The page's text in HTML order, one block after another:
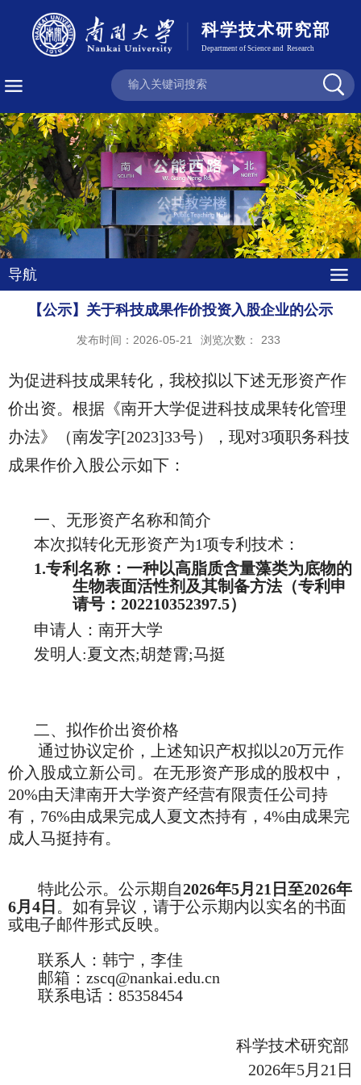
导航
【公示】关于科技成果作价投资入股企业的公示
发布时间：2026-05-21 浏览次数： 233
为促进科技成果转化，我校拟以下述无形资产作
价出资。根据 《南开大学促进科技成果转化管理
办法》（南发字[2023]33号），现对3项职务科技
成果作价入股公示如下：
一、无形资产名称和简介
本次拟转化无形资产为1项专利技术：
1.专利名称： 一种以高脂质含量藻类为底物的
生物表面活性剂及其制备方法（专利申
请号：202210352397.5）
申请人：南开大学
发明人:夏文杰;胡楚霄;马挺
二、拟作价出资价格
通过协议定价，上述知识产权拟以20万元作
价入股成立新公司。在无形资产形成的股权中，
20%由天津南开大学资产经营有限责任公司持
有， 76%由成果完成人夏文杰持有，4%由成果完
成人马挺持有。
特此公示。公示期自2026年5月21日至2026年
6月4日 。如有异议，请于公示期内以实名的书面
或电子邮件形式反映。
联系人：韩宁，李佳
邮箱：zscq@nankai.edu.cn
联系电话：85358454
科学技术研究部
2026年5月21日